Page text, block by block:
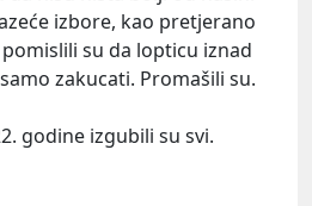
izbore, kao pretjerano
su da lopticu iznad
zakucati. Promašili su.
godine izgubili su svi.